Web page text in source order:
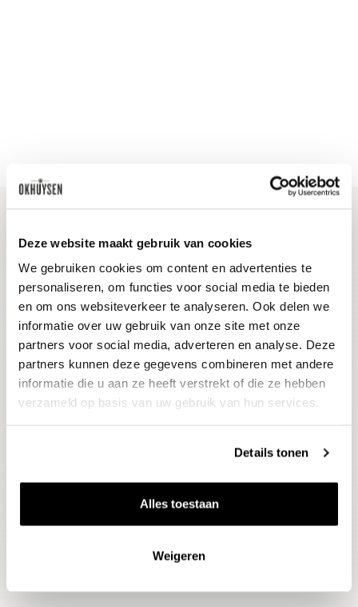
Deze website maakt gebruik van cookies
We gebruiken cookies om content en advertenties te
personaliseren, om functies voor social media te bieden
en om ons websiteverkeer te analyseren. Ook delen we
informatie over uw gebruik van onze site met onze
partners voor social media, adverteren en analyse. Deze
partners kunnen deze gegevens combineren met andere
informatie die u aan ze heeft verstrekt of die ze hebben
verzameld op basis van uw gebruik van hun services.
Details tonen
Alles toestaan
Weigeren
Blijf op de hoogte
Ontvang het laatste wijnnieuws, proeverijen en
evenementen
E-mailadres
Aanmelden
Thema's